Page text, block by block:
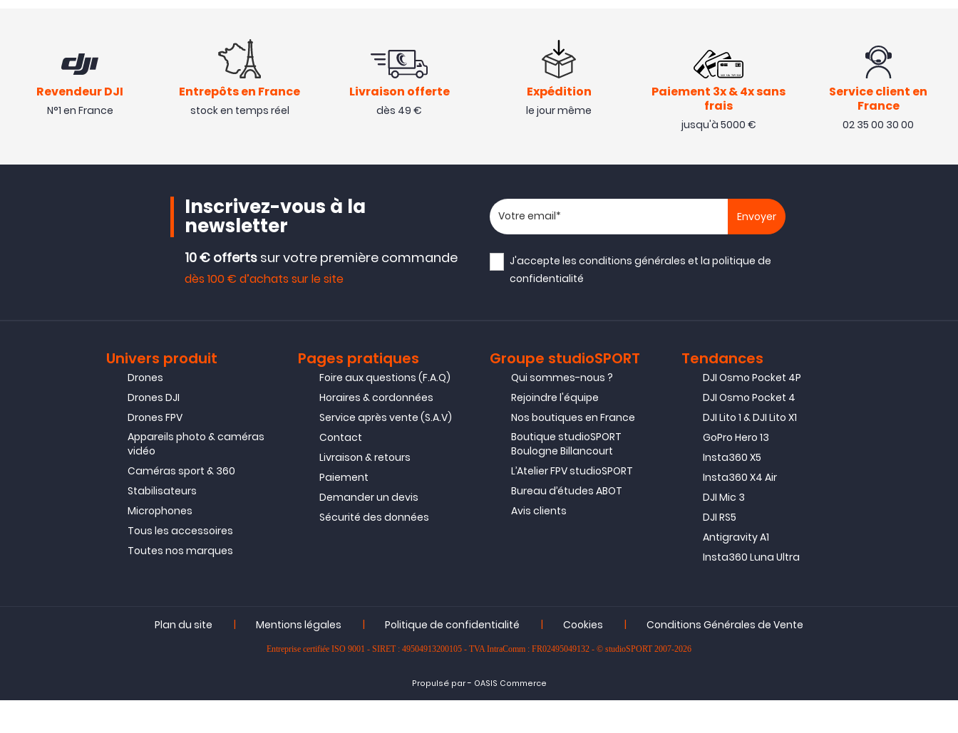
Revendeur DJI
N°1 en France
Entrepôts en France
stock en temps réel
Livraison offerte
dès 49 €
Expédition
le jour même
Paiement 3x & 4x sans
frais
jusqu'à 5000 €
Service client en
France
02 35 00 30 00
Inscrivez-vous à la
newsletter
10 € offerts sur votre première commande
dès 100 € d’achats sur le site
Votre adresse email
J'accepte lesconditions générales et lapolitique de
confidentialité
Univers produit
Drones
Drones DJI
Drones FPV
Appareils photo & caméras
vidéo
Caméras sport & 360
Stabilisateurs
Microphones
Tous les accessoires
Toutes nos marques
Pages pratiques
Foire aux questions (F.A.Q)
Horaires & cordonnées
Service après vente (S.A.V)
Contact
Livraison & retours
Paiement
Demander un devis
Sécurité des données
Groupe studioSPORT
Qui sommes-nous ?
Rejoindre l'équipe
Nos boutiques en France
Boutique studioSPORT
Boulogne Billancourt
L’Atelier FPV studioSPORT
Bureau d’études ABOT
Avis clients
Tendances
DJI Osmo Pocket 4P
DJI Osmo Pocket 4
DJI Lito 1 & DJI Lito X1
GoPro Hero 13
Insta360 X5
Insta360 X4 Air
DJI Mic 3
DJI RS5
Antigravity A1
Insta360 Luna Ultra
Plan du site | Mentions légales | Politique de confidentialité | Cookies | Conditions Générales de Vente
Entreprise certifiée ISO 9001 - SIRET : 49504913200105 - TVA IntraComm : FR02495049132 - © studioSPORT 2007-2026
Propulsé par- OASIS Commerce